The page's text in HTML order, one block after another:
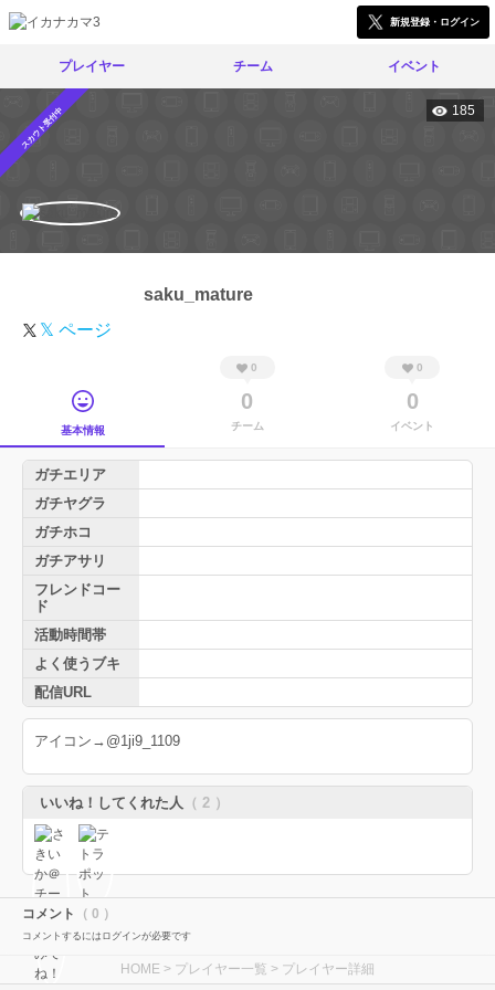
新規登録・ログイン
プレイヤー チーム イベント
スカウト受付中 185
saku_mature
𝕏 ページ
基本情報
0
0
チーム
0
0
イベント
ガチエリア
ガチヤグラ
ガチホコ
ガチアサリ
フレンドコー
ド
活動時間帯
よく使うブキ
配信URL
アイコン→@1ji9_1109
いいね！してくれた人 （ 2 ）
コメント （ 0 ）
コメントするにはログインが必要です
HOME > プレイヤー一覧 > プレイヤー詳細